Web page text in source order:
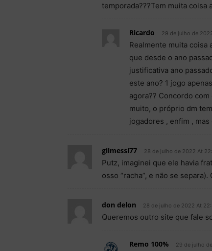
temporada???Tem muita coisa
Ricardo 29 de julho de
Realmente muita coisa
que desde o ano
justificativa ano
este ano? 1 jogo
agora?? Concordo
muito, o próprio dm
jogadores , enfim ,
gilmessi77 28 de julho de 2022 At
Putz, imaginei que ele havia
osso “racha”, e não se separa).
don delon 28 de julho de 2022 At
Queremos outro site que fale
Remo 100% 29 de julho